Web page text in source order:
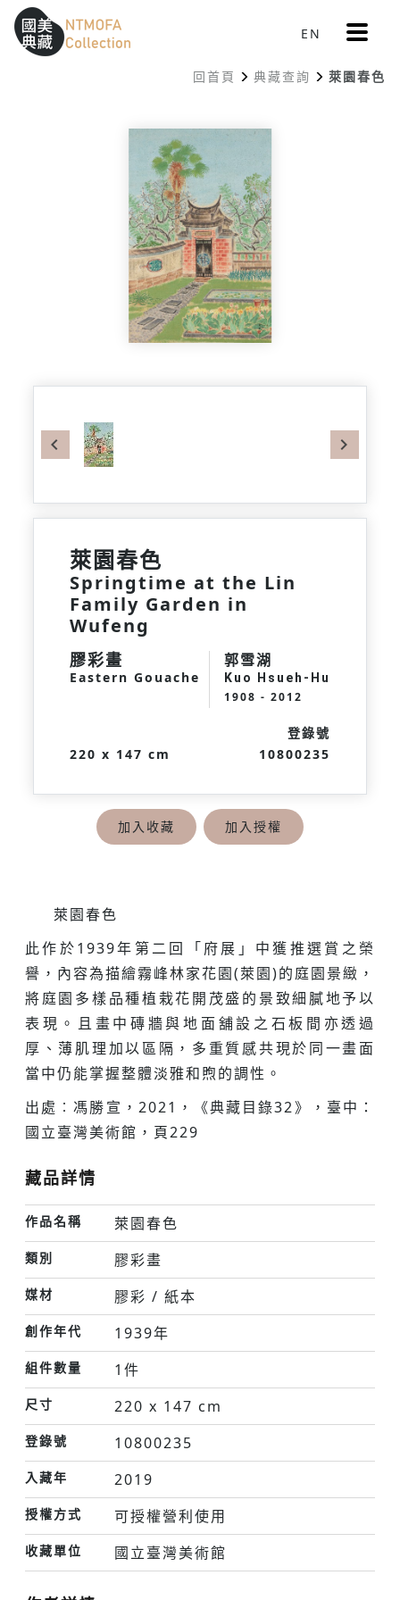
跳到中間主要內容區
網站導覽
::: EN 更
多
單
回首頁 典藏查詢 萊園春色
Previous
萊園春色
Springtime at the Lin
Family Garden in
Wufeng
膠彩畫
Eastern Gouache
郭雪湖
Kuo Hsueh-Hu
1908 - 2012
220 x 147 cm
登錄號
10800235
加入收藏 加入授權
萊園春色
此作於1939年第二回「府展」中獲推選賞之榮
譽，內容為描繪霧峰林家花園(萊園)的庭園景緻，
將庭園多樣品種植栽花開茂盛的景致細膩地予以
表現。且畫中磚牆與地面舖設之石板間亦透過
厚、薄肌理加以區隔，多重質感共現於同一畫面
當中仍能掌握整體淡雅和煦的調性。
出處︰馮勝宣，2021，《典藏目錄32》，臺中：
國立臺灣美術館，頁229
藏品詳情
作品名稱 萊園春色
類別 膠彩畫
媒材 膠彩 / 紙本
創作年代 1939年
組件數量 1件
尺寸 220 x 147 cm
登錄號 10800235
入藏年 2019
授權方式 可授權營利使用
收藏單位 國立臺灣美術館